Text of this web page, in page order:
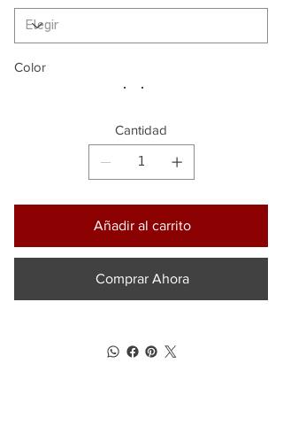
Color
Cantidad
Añadir al carrito
Comprar Ahora